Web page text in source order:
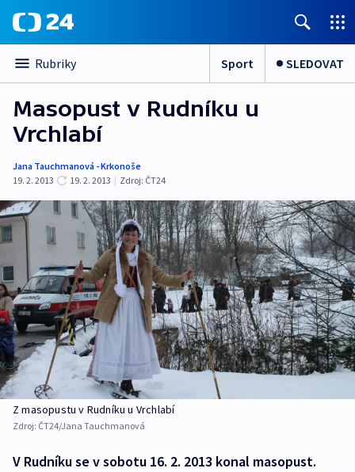
Rubriky Sport SLEDOVAT
Masopust v Rudníku u
Vrchlabí
Jana Tauchmanová - Krkonoše
19. 2. 2013
19. 2. 2013 | Zdroj: ČT24
Z masopustu v Rudníku u Vrchlabí
Zdroj: ČT24/Jana Tauchmanová
V Rudníku se v sobotu 16. 2. 2013 konal masopust.